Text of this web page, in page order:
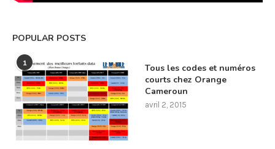
POPULAR POSTS
1
Tous les codes et numéros
courts chez Orange
Cameroun
avril 2, 2015